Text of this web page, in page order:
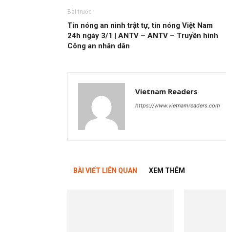
Bài trước
Tin nóng an ninh trật tự, tin nóng Việt Nam
24h ngày 3/1 | ANTV – ANTV – Truyền hình
Công an nhân dân
Vietnam Readers
https://www.vietnamreaders.com
BÀI VIẾT LIÊN QUAN XEM THÊM